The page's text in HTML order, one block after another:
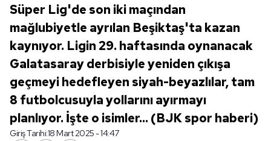
Süper Lig'de son iki maçından
mağlubiyetle ayrılan Beşiktaş'ta kazan
kaynıyor. Ligin 29. haftasında oynanacak
Galatasaray derbisiyle yeniden çıkışa
geçmeyi hedefleyen siyah-beyazlılar, tam
8 futbolcusuyla yollarını ayırmayı
planlıyor. İşte o isimler... (BJK spor haberi)
Giriş Tarihi:18 Mart 2025 - 14:47